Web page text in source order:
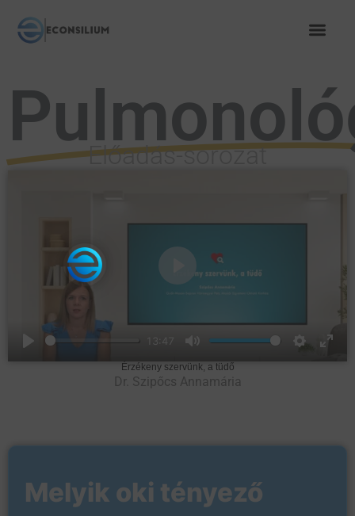
Előadás-sorozat
Play
13:47
Mute Settings
Play
Érzékeny szervünk, a tüdő
Dr. Szipőcs Annamária
Melyik oki tényező